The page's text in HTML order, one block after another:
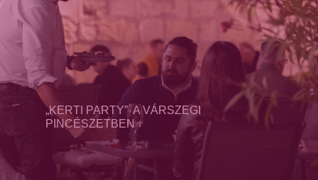
„KERTI PARTY” A VÁRSZEGI
PINCÉSZETBEN